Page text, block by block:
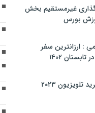
غیرمستقیم بخش
بورس
: ارزانترین سفر
۱۴۰۲
تلویزیون ۲۰۲۳